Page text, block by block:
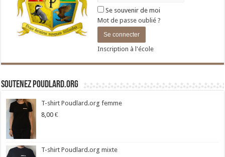
Se souvenir de moi
Mot de passe oublié ?
Inscription à l'école
Soutenez Poudlard.org
T-shirt Poudlard.org femme
8,00 €
T-shirt Poudlard.org mixte